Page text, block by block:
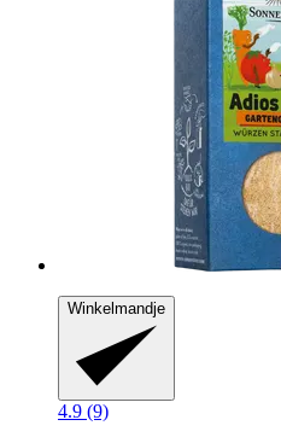
Winkelmandje
4.9 (9)